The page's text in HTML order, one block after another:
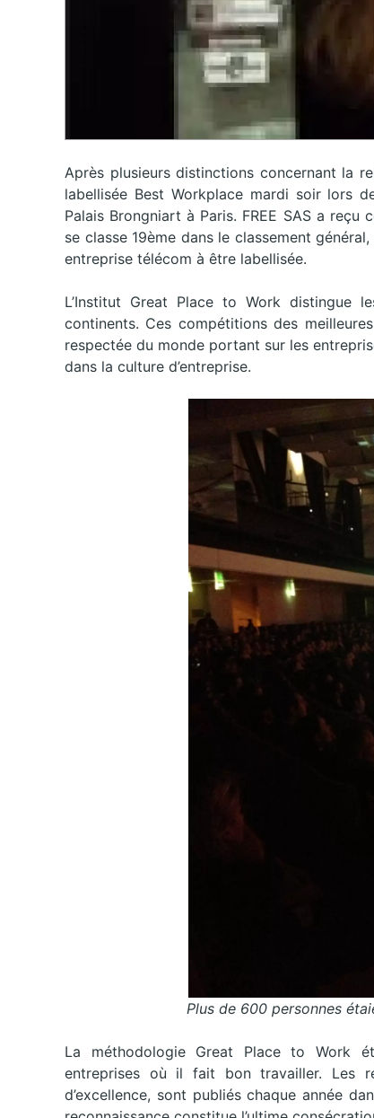
Après plusieurs distinctions concernant la
labellisée Best Workplace mardi soir lors
Palais Brongniart à Paris. FREE SAS a
se classe 19ème dans le classement
entreprise télécom à être labellisée.
L’Institut Great Place to Work distingue
continents. Ces compétitions des
respectée du monde portant sur les
dans la culture d’entreprise.
Plus de 600 personnes
La méthodologie Great Place to Work
entreprises où il fait bon travailler. Les
d’excellence, sont publiés chaque année